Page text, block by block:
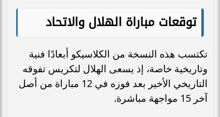
توقعات مباراة الهلال والاتحاد
تكتسب هذه النسخة من الكلاسيكو أبعادًا فنية
وتاريخية خاصة، إذ يسعى الهلال لتكريس تفوقه
التاريخي الأخير بعد فوزه في 12 مباراة من أصل
آخر 15 مواجهة مباشرة.